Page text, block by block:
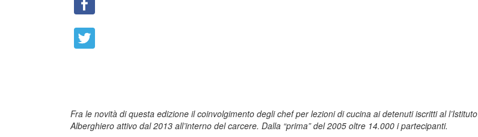
Fra le novità di questa edizione il coinvolgimento degli chef per lezioni di cucina ai detenuti iscritti al l’Istituto
Alberghiero attivo dal 2013 all’interno del carcere. Dalla “prima” del 2005 oltre 14.000 i partecipanti.